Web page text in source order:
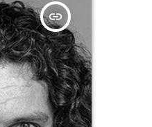
insert_link